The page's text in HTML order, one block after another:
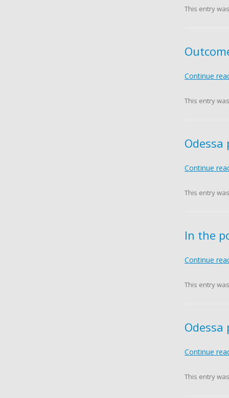
This entry
Continue
This entry
Continue
This entry
In the
Continue
This entry
Continue
This entry